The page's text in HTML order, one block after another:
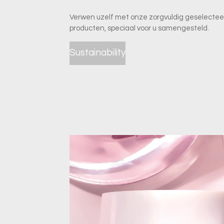
Verwen uzelf met onze zorgvuldig
producten, speciaal voor u samengesteld.
Sustainability